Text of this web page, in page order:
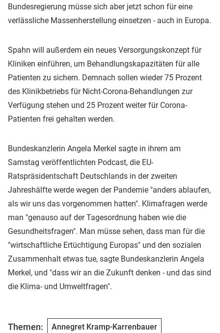
Bundesregierung müsse sich aber jetzt schon für eine
verlässliche Massenherstellung einsetzen - auch in Europa.
Spahn will außerdem ein neues Versorgungskonzept für
Kliniken einführen, um Behandlungskapazitäten für alle
Patienten zu sichern. Demnach sollen wieder 75 Prozent
des Klinikbetriebs für Nicht-Corona-Behandlungen zur
Verfügung stehen und 25 Prozent weiter für Corona-
Patienten frei gehalten werden.
Bundeskanzlerin Angela Merkel sagte in ihrem am
Samstag veröffentlichten Podcast, die EU-
Ratspräsidentschaft Deutschlands in der zweiten
Jahreshälfte werde wegen der Pandemie "anders ablaufen,
als wir uns das vorgenommen hatten". Klimafragen werde
man "genauso auf der Tagesordnung haben wie die
Gesundheitsfragen". Man müsse sehen, dass man für die
"wirtschaftliche Ertüchtigung Europas" und den sozialen
Zusammenhalt etwas tue, sagte Bundeskanzlerin Angela
Merkel, und "dass wir an die Zukunft denken - und das sind
die Klima- und Umweltfragen".
Themen: Annegret Kramp-Karrenbauer